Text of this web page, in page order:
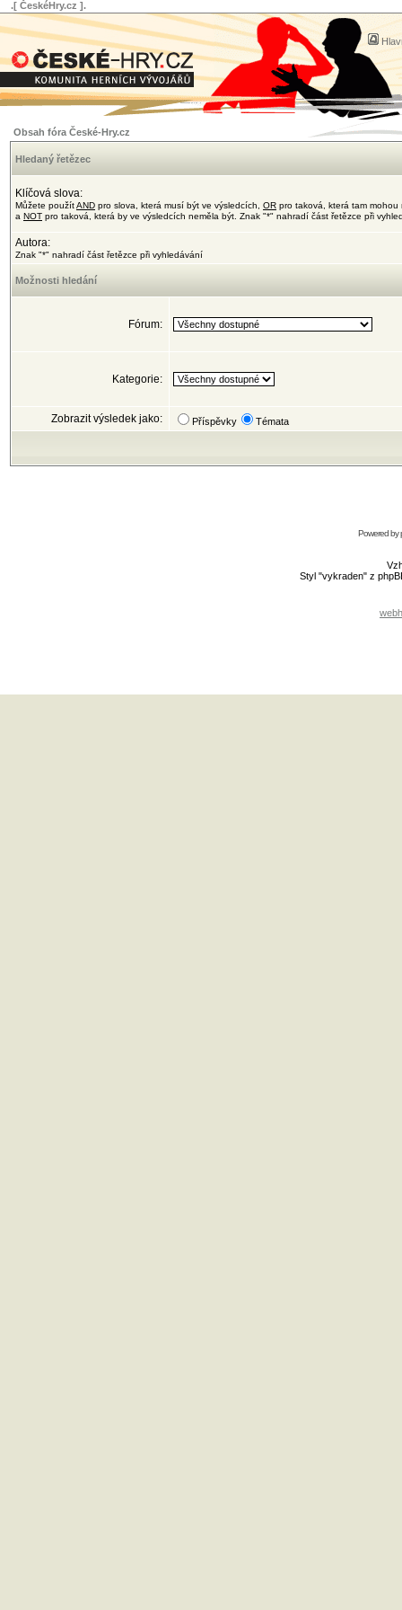
.[ ČeskéHry.cz ].
Obsah fóra České-Hry.cz
Hledaný řetězec
Klíčová slova:
Můžete použítAND pro slova, která musí být ve výsledcích, OR pro taková, která tam mohou
a NOT pro taková, která by ve výsledcích neměla být. Znak "*" nahradí část řetězce při
Autora:
Znak "*" nahradí část řetězce při vyhledávání
Možnosti hledání
Fórum:
Kategorie:
Zobrazit výsledek jako: Příspěvky Témata
Powered by
Styl "vykraden" z